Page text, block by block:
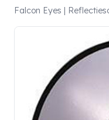
Falcon Eyes |